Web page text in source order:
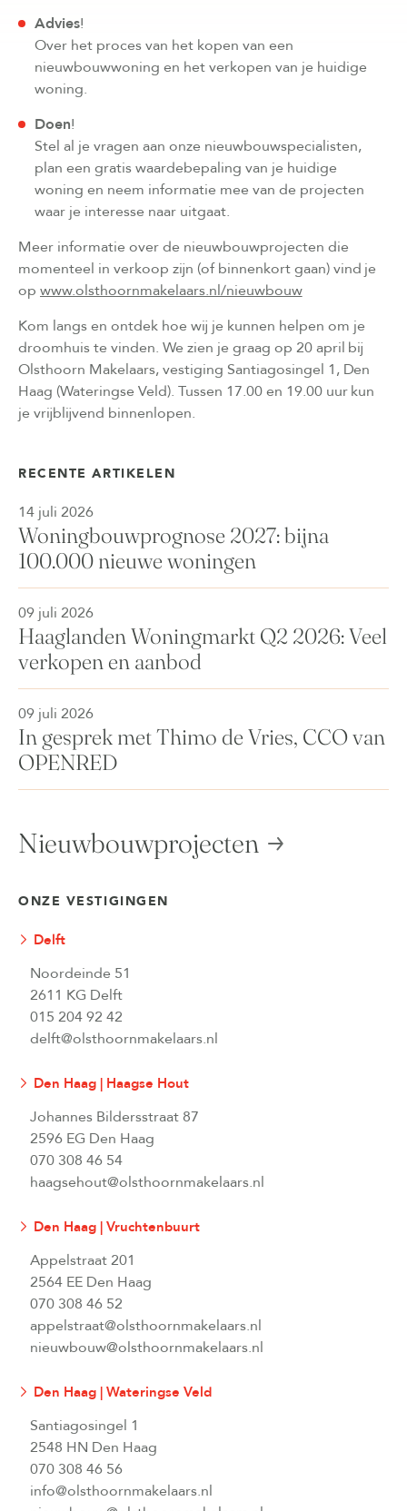
Advies!
Over het proces van het kopen van een
nieuwbouwwoning en het verkopen van je huidige
woning.
Doen!
Stel al je vragen aan onze nieuwbouwspecialisten,
plan een gratis waardebepaling van je huidige
woning en neem informatie mee van de projecten
waar je interesse naar uitgaat.
Meer informatie over de nieuwbouwprojecten die
momenteel in verkoop zijn (of binnenkort gaan) vind je
op www.olsthoornmakelaars.nl/nieuwbouw
Kom langs en ontdek hoe wij je kunnen helpen om je
droomhuis te vinden. We zien je graag op 20 april bij
Olsthoorn Makelaars, vestiging Santiagosingel 1, Den
Haag (Wateringse Veld). Tussen 17.00 en 19.00 uur kun
je vrijblijvend binnenlopen.
RECENTE ARTIKELEN
14 juli 2026
Woningbouwprognose 2027: bijna
100.000 nieuwe woningen
09 juli 2026
Haaglanden Woningmarkt Q2 2026: Veel
verkopen en aanbod
09 juli 2026
In gesprek met Thimo de Vries, CCO van
OPENRED
Nieuwbouwprojecten
ONZE VESTIGINGEN
Delft
Noordeinde 51
2611 KG Delft
015 204 92 42
delft@olsthoornmakelaars.nl
Den Haag | Haagse Hout
Johannes Bildersstraat 87
2596 EG Den Haag
070 308 46 54
haagsehout@olsthoornmakelaars.nl
Den Haag | Vruchtenbuurt
Appelstraat 201
2564 EE Den Haag
070 308 46 52
appelstraat@olsthoornmakelaars.nl
nieuwbouw@olsthoornmakelaars.nl
Den Haag | Wateringse Veld
Santiagosingel 1
2548 HN Den Haag
070 308 46 56
info@olsthoornmakelaars.nl